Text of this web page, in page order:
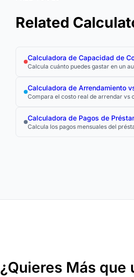
Related
Calculadora de Capacidad de
Calcula cuánto puedes gastar en un
Calculadora de Arrendamiento
Compara el costo real de arrendar vs
Calculadora de Pagos de
Calcula los pagos mensuales del
¿Quieres Más que